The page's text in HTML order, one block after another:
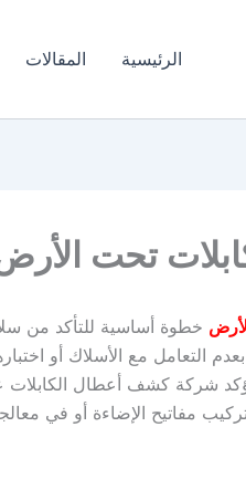
الرئيسية المقالات
الأرض
خطوة أساسية للتأكد من
التعامل مع الأسلاك أو
شركة كشف أعطال الكابلات
مفاتيح الإضاءة أو في